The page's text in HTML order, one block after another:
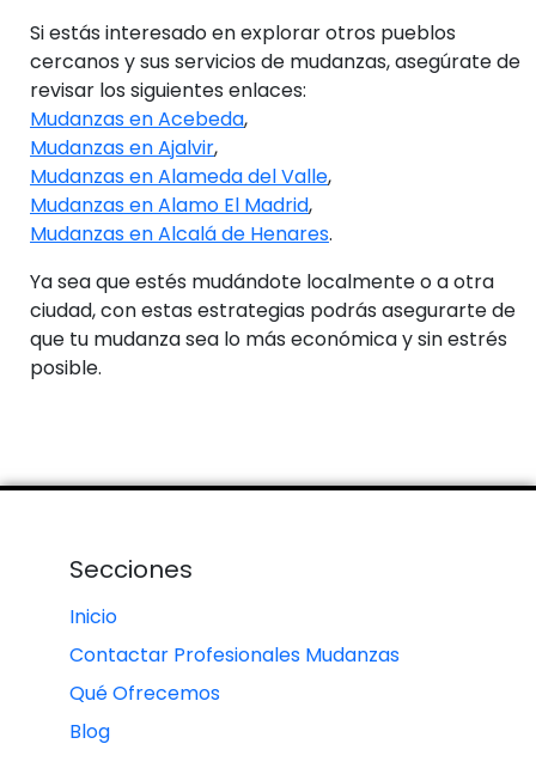
Si estás interesado en explorar otros pueblos
cercanos y sus servicios de mudanzas, asegúrate de
revisar los siguientes enlaces:
Mudanzas en Acebeda,
Mudanzas en Ajalvir,
Mudanzas en Alameda del Valle,
Mudanzas en Alamo El Madrid,
Mudanzas en Alcalá de Henares.
Ya sea que estés mudándote localmente o a otra
ciudad, con estas estrategias podrás asegurarte de
que tu mudanza sea lo más económica y sin estrés
posible.
Secciones
Inicio
Contactar Profesionales Mudanzas
Qué Ofrecemos
Blog